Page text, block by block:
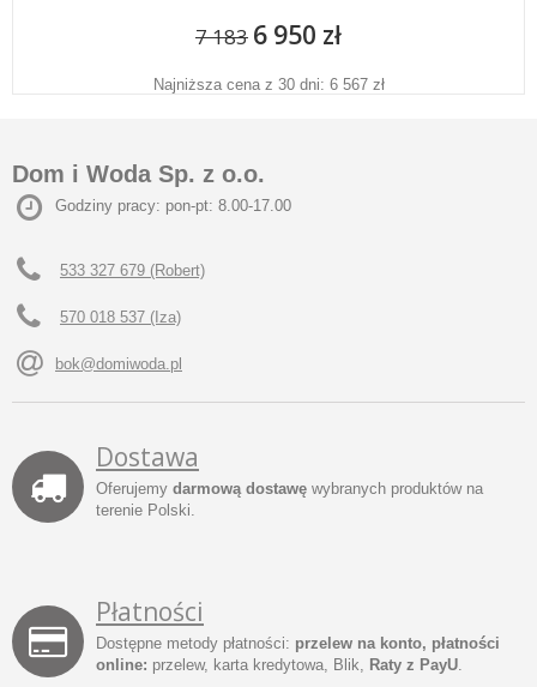
7 183 6 950 zł
Najniższa cena z 30 dni: 6 567 zł
Dom i Woda Sp. z o.o.
Godziny pracy: pon-pt: 8.00-17.00
533 327 679 (Robert)
570 018 537 (Iza)
bok@domiwoda.pl
Dostawa
Oferujemy darmową dostawę wybranych produktów na
terenie Polski.
Płatności
Dostępne metody płatności: przelew na konto, płatności
online: przelew, karta kredytowa, Blik, Raty z PayU